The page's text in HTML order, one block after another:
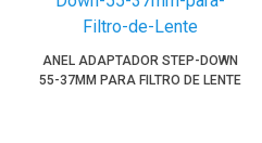
ANEL ADAPTADOR STEP-DOWN
55-37MM PARA FILTRO DE LENTE